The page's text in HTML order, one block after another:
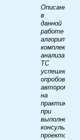
Описанный
в
данной
работе
алгоритм
анализа
ТС
успешно
опробован
автором
на
практике
при
выполнении
проектов.